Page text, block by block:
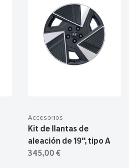
Accesorios
Kit de llantas de
aleación de 19'', tipo A
345,00 €